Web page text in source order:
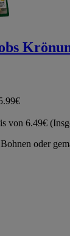
von 6.49€
oder